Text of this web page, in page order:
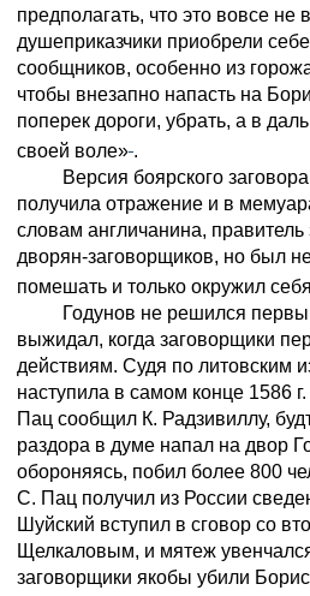
предполагать, что это вовсе не
душеприказчики приобрели
сообщников, особенно из
чтобы внезапно напасть на
поперек дороги, убрать, а в
своей воле» .
Версия боярского
получила отражение и в
словам англичанина,
дворян-заговорщиков, но был
помешать и только окружил
Годунов не решился
выжидал, когда заговорщики
действиям. Судя по литовским
наступила в самом конце 1586
Пац сообщил К. Радзивиллу,
раздора в думе напал на двор
обороняясь, побил более 800
С. Пац получил из России
Шуйский вступил в сговор со
Щелкаловым, и мятеж
заговорщики якобы убили